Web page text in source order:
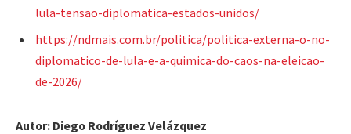
lula-tensao-diplomatica-estados-unidos/
https://ndmais.com.br/politica/politica-externa-o-no-
diplomatico-de-lula-e-a-quimica-do-caos-na-eleicao-
de-2026/
Autor: Diego Rodríguez Velázquez